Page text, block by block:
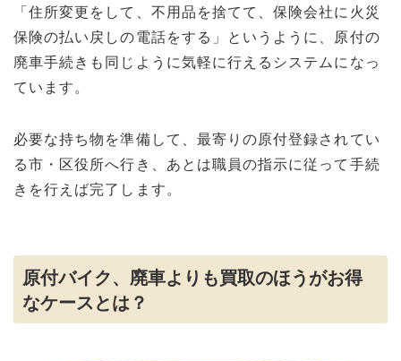
「住所変更をして、不用品を捨てて、保険会社に火災
保険の払い戻しの電話をする」というように、原付の
廃車手続きも同じように気軽に行えるシステムになっ
ています。
必要な持ち物を準備して、最寄りの原付登録されてい
る市・区役所へ行き、あとは職員の指示に従って手続
きを行えば完了します。
原付バイク、廃車よりも買取のほうがお得
なケースとは？